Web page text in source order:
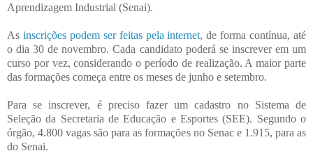
Aprendizagem Industrial (Senai).
As inscrições podem ser feitas pela internet, de forma contínua, até
o dia 30 de novembro. Cada candidato poderá se inscrever em um
curso por vez, considerando o período de realização. A maior parte
das formações começa entre os meses de junho e setembro.
Para se inscrever, é preciso fazer um cadastro no Sistema de
Seleção da Secretaria de Educação e Esportes (SEE). Segundo o
órgão, 4.800 vagas são para as formações no Senac e 1.915, para as
do Senai.